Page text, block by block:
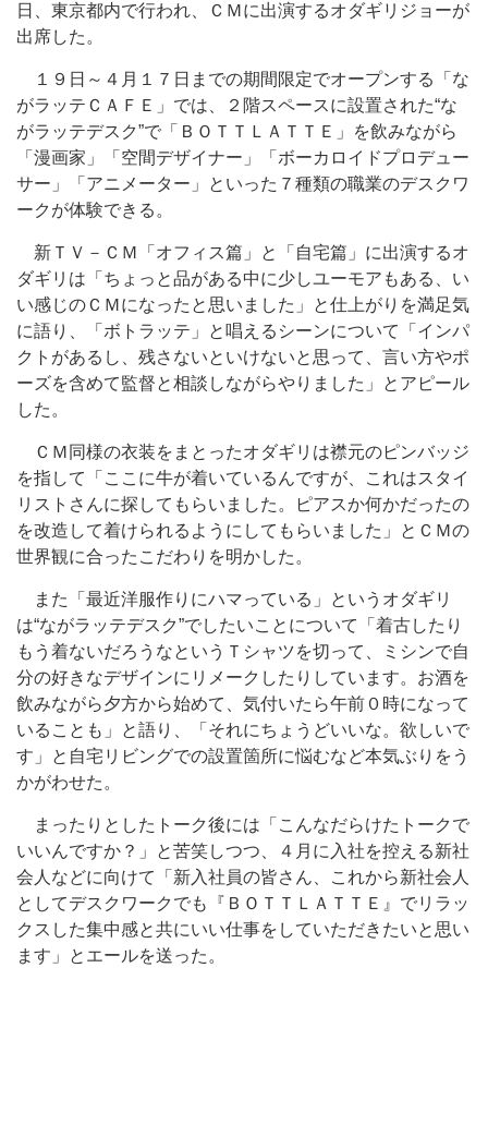
日、東京都内で行われ、ＣＭに出演するオダギリジョーが
出席した。
１９日～４月１７日までの期間限定でオープンする「な
がラッテＣＡＦＥ」では、２階スペースに設置された“な
がラッテデスク”で「ＢＯＴＴＬＡＴＴＥ」を飲みながら
「漫画家」「空間デザイナー」「ボーカロイドプロデュー
サー」「アニメーター」といった７種類の職業のデスクワ
ークが体験できる。
新ＴＶ－ＣＭ「オフィス篇」と「自宅篇」に出演するオ
ダギリは「ちょっと品がある中に少しユーモアもある、い
い感じのＣＭになったと思いました」と仕上がりを満足気
に語り、「ボトラッテ」と唱えるシーンについて「インパ
クトがあるし、残さないといけないと思って、言い方やポ
ーズを含めて監督と相談しながらやりました」とアピール
した。
ＣＭ同様の衣装をまとったオダギリは襟元のピンバッジ
を指して「ここに牛が着いているんですが、これはスタイ
リストさんに探してもらいました。ピアスか何かだったの
を改造して着けられるようにしてもらいました」とＣＭの
世界観に合ったこだわりを明かした。
また「最近洋服作りにハマっている」というオダギリ
は“ながラッテデスク”でしたいことについて「着古したり
もう着ないだろうなというＴシャツを切って、ミシンで自
分の好きなデザインにリメークしたりしています。お酒を
飲みながら夕方から始めて、気付いたら午前０時になって
いることも」と語り、「それにちょうどいいな。欲しいで
す」と自宅リビングでの設置箇所に悩むなど本気ぶりをう
かがわせた。
まったりとしたトーク後には「こんなだらけたトークで
いいんですか？」と苦笑しつつ、４月に入社を控える新社
会人などに向けて「新入社員の皆さん、これから新社会人
としてデスクワークでも『ＢＯＴＴＬＡＴＴＥ』でリラッ
クスした集中感と共にいい仕事をしていただきたいと思い
ます」とエールを送った。